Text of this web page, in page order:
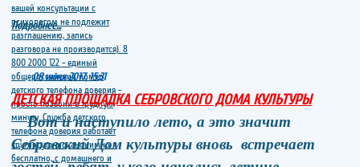
Подробнее...
08 июня 2017, 15:31
ДЕТСКАЯ ПЛОЩАДКА СЕБРОВСКОГО ДОМА КУЛЬТУРЫ
Вот и наступило лето, а это значит
Себровский Дом культуры вновь встречает